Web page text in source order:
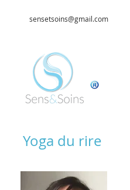
sensetsoins@gmail.com
Yoga du rire